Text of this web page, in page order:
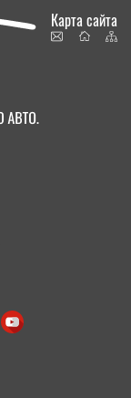
Карта сайта